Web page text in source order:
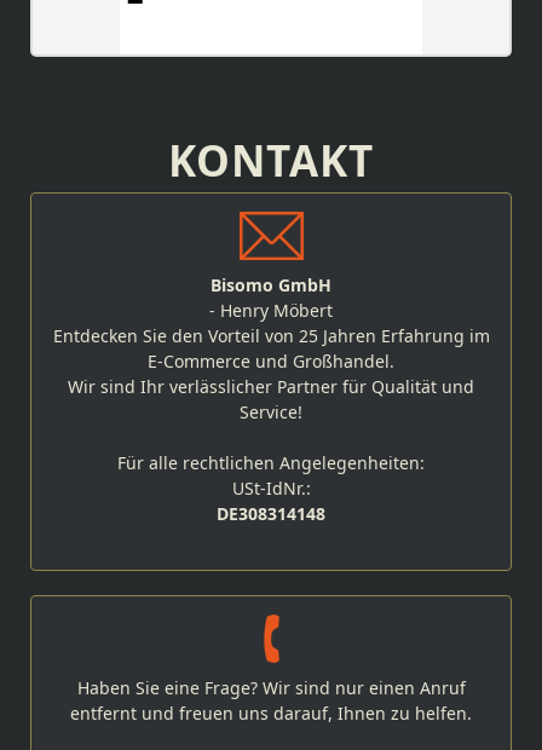
KONTAKT
Bisomo GmbH
- Henry Möbert
Entdecken Sie den Vorteil von 25 Jahren Erfahrung im
E-Commerce und Großhandel.
Wir sind Ihr verlässlicher Partner für Qualität und
Service!
Für alle rechtlichen Angelegenheiten:
USt-IdNr.:
DE308314148
Haben Sie eine Frage? Wir sind nur einen Anruf
entfernt und freuen uns darauf, Ihnen zu helfen.